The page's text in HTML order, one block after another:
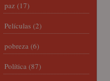
paz (17)
Películas (2)
pobreza (6)
Política (87)